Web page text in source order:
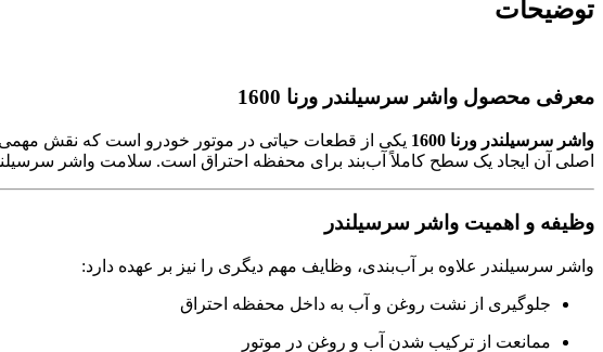
توضیحات
معرفی محصول واشر سرسیلندر ورنا 1600
واشر سرسیلندر ورنا 1600
یکی از قطعات حیاتی در موتور خودرو است که نقش مهمی
اصلی آن ایجاد یک سطح کاملاً آب‌بند برای محفظه احتراق است. سلامت واشر
وظیفه و اهمیت واشر سرسیلندر
واشر سرسیلندر علاوه بر آب‌بندی، وظایف مهم دیگری را نیز بر عهده دارد:
جلوگیری از نشت روغن و آب به داخل محفظه احتراق
ممانعت از ترکیب شدن آب و روغن در موتور